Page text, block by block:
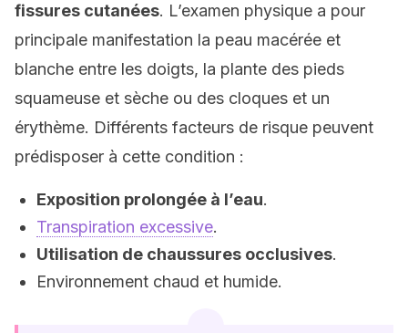
fissures cutanées. L’examen physique a pour
principale manifestation la peau macérée et
blanche entre les doigts, la plante des pieds
squameuse et sèche ou des cloques et un
érythème. Différents facteurs de risque peuvent
prédisposer à cette condition :
Exposition prolongée à l’eau.
Transpiration excessive.
Utilisation de chaussures occlusives.
Environnement chaud et humide.